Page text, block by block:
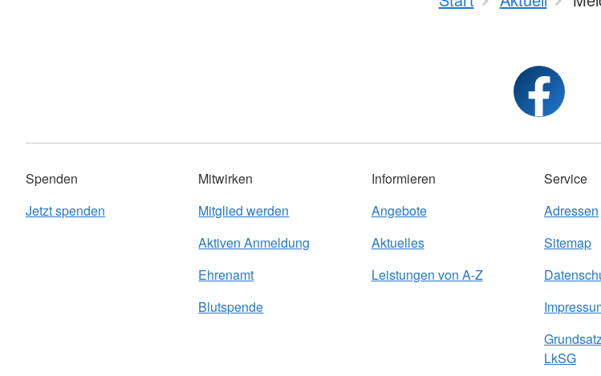
Spenden
Jetzt spenden
Mitwirken
Mitglied werden
Aktiven Anmeldung
Ehrenamt
Blutspende
Informieren
Angebote
Aktuelles
Leistungen von A-Z
Service
Adressen
Sitemap
LkSG